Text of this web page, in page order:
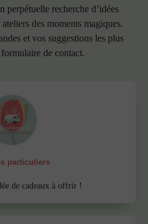
perpétuelle recherche d’idées
des moments magiques.
et vos suggestions les plus
de contact.
particuliers
de cadeaux à offrir !